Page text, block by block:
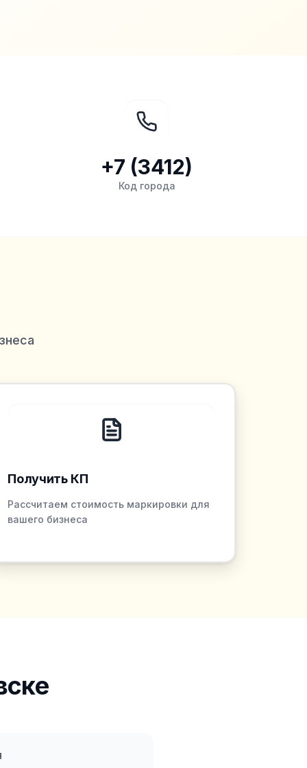
+7 (3412)
Код города
Получить КП
Рассчитаем стоимость маркировки для
вашего бизнеса